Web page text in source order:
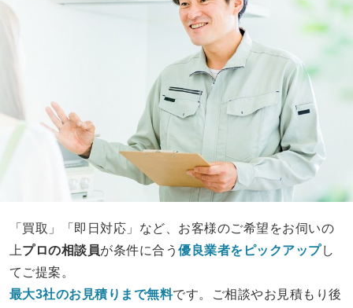
「買取」「即日対応」など、お客様のご希望をお伺いの
上プロの相談員が条件に合う優良業者をピックアップし
てご提案。
最大3社のお見積りまで無料です。ご相談やお見積もり後